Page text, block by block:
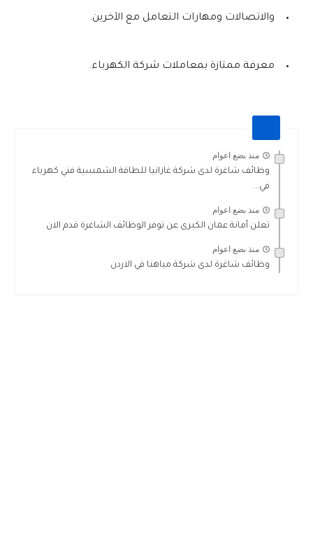
والاتصالات ومهارات التعامل مع الآخرين.
معرفة ممتازة بمعاملات شركة الكهرباء.
منذ بضع اعوام
وظائف شاغرة لدى شركة غازانيا للطاقة الشمسية فني كهرباء
في...
منذ بضع اعوام
تعلن أمانة عمان الكبرى عن توفر الوظائف الشاغرة قدم الان
منذ بضع اعوام
وظائف شاغرة لدى شركة مياهنا في الاردن